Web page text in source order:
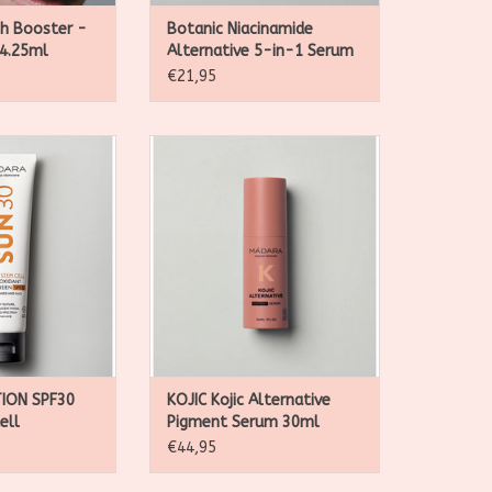
WINKELWAGEN
Booster -
Botanic Niacinamide
Alternative 5-in-1 Serum
(Travel-Size 15ml)
€21,95
ritual with this
high-
body
against
caused by
free radicals.
WINKELWAGEN
SPF30
serum met alpha-arbutine en
natuurlijk, vegan, dierproefvrij.
TOEVOEGEN AAN WINKELWAGEN
KOJIC Kojic Alternative
Pigment Serum 30ml
€44,95